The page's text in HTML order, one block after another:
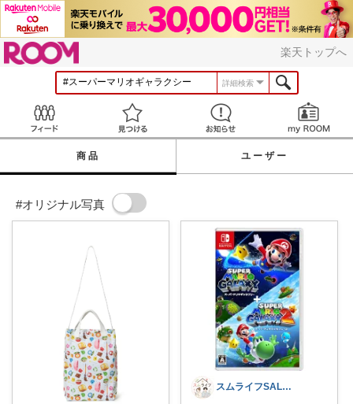
楽天トップへ
詳細検索
見つける お知らせ
商品 ユーザー
#オリジナル写真
スムライフSALE情報✨